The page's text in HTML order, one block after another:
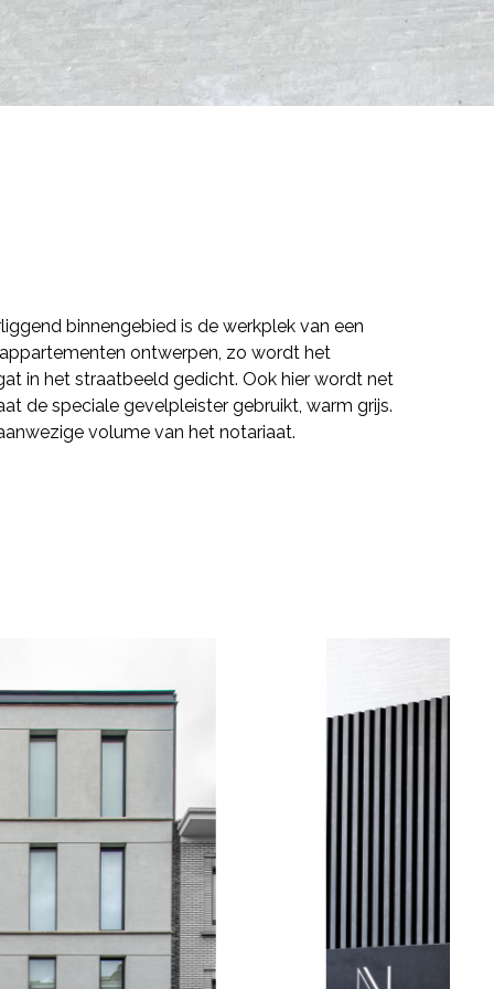
binnengebied is de werkplek van een
ontwerpen, zo wordt het
in het straatbeeld gedicht. Ook hier wordt net
de speciale gevelpleister gebruikt, warm grijs.
volume van het notariaat.